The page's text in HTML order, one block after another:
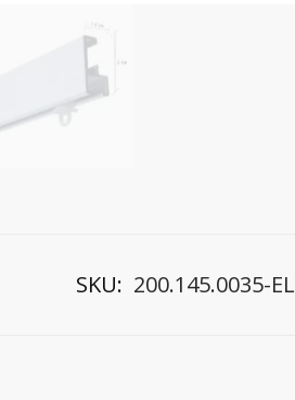
SKU: 200.145.0035-EL